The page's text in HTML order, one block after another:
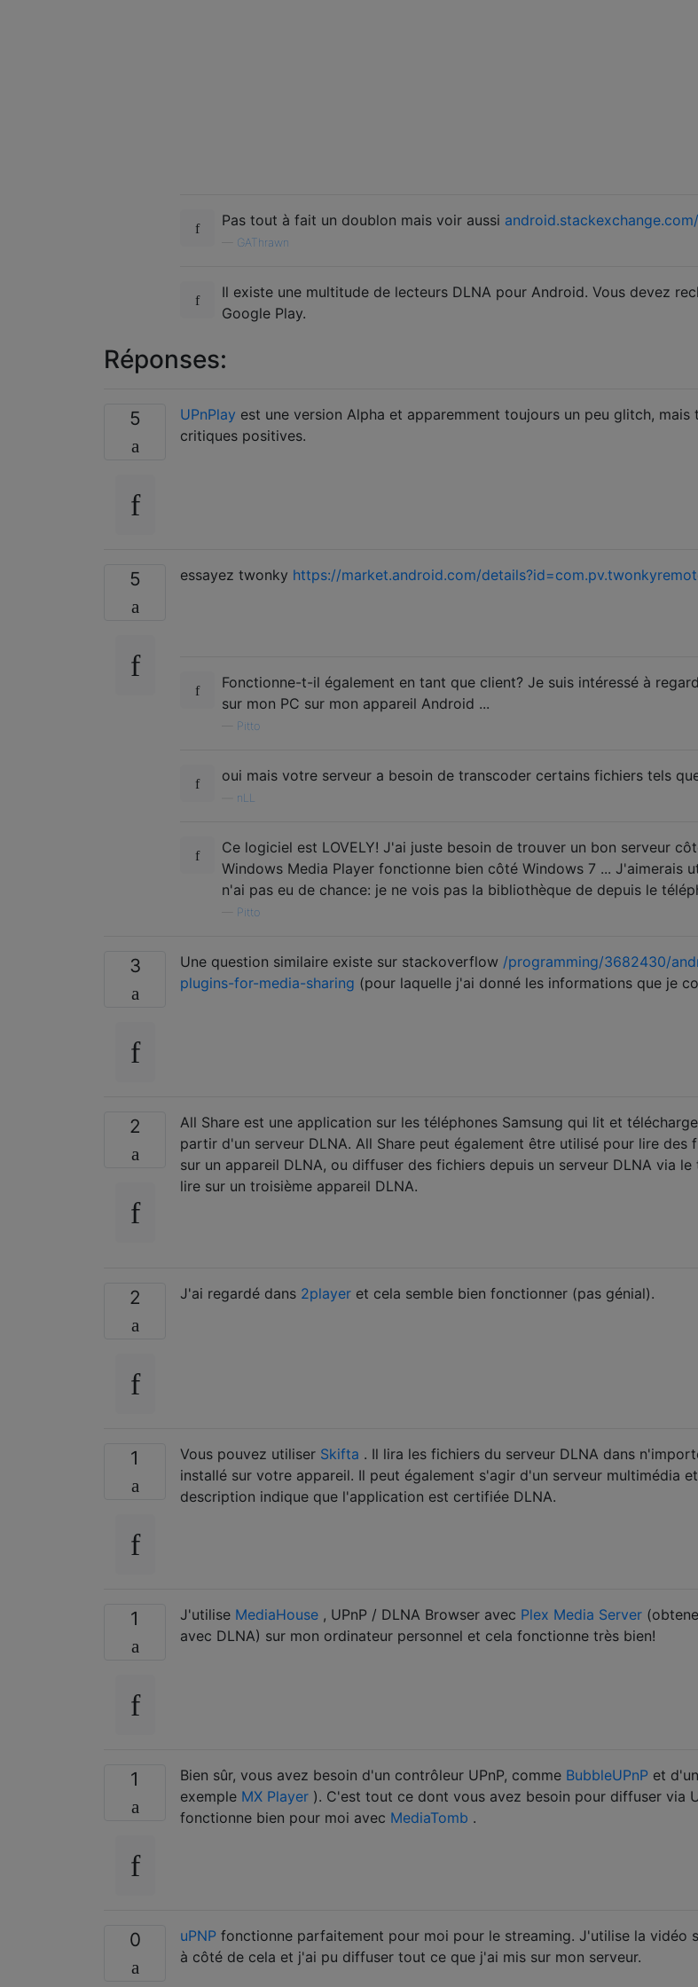
Pas tout à fait un doublon mais voir aussi
GAThrawn
Il existe une multitude de lecteurs DLNA pour Android. Vous devez
Google Play.
Réponses:
5 UPnPlay est une version Alpha et apparemment toujours un peu glitch, mais
critiques positives.
5 essayez twonky https://market.android.com/
Fonctionne-t-il également en tant que client? Je suis intéressé à
sur mon PC sur mon appareil Android ...
Pitto
oui mais votre serveur a besoin de transcoder certains fichiers tels
nLL
Ce logiciel est LOVELY! J'ai juste besoin de trouver un bon serveur
Windows Media Player fonctionne bien côté Windows 7 ... J'aimerais
n'ai pas eu de chance: je ne vois pas la bibliothèque de depuis le
Pitto
3 Une question similaire existe sur stackoverflow /programming/3682430/
plugins-for-media-sharing (pour laquelle j'ai donné les informations que je
2
All Share est une application sur les téléphones Samsung qui lit et
partir d'un serveur DLNA. All Share peut également être utilisé pour lire des
sur un appareil DLNA, ou diffuser des fichiers depuis un serveur DLNA via le
lire sur un troisième appareil DLNA.
2 J'ai regardé dans 2player et cela semble bien fonctionner (pas génial).
1 Vous pouvez utiliser Skifta . Il lira les fichiers du serveur DLNA dans
installé sur votre appareil. Il peut également s'agir d'un serveur multimédia
description indique que l'application est certifiée DLNA.
1 J'utilise MediaHouse , UPnP / DLNA Browser avec Plex Media Server
avec DLNA) sur mon ordinateur personnel et cela fonctionne très bien!
1 Bien sûr, vous avez besoin d'un contrôleur UPnP, comme BubbleUPnP et
exemple MX Player ). C'est tout ce dont vous avez besoin pour diffuser via
fonctionne bien pour moi avec MediaTomb .
0 uPNP fonctionne parfaitement pour moi pour le streaming. J'utilise la vidéo
à côté de cela et j'ai pu diffuser tout ce que j'ai mis sur mon serveur.